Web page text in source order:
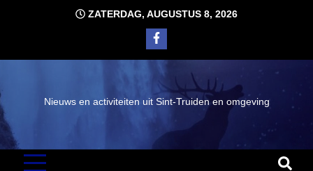
ZATERDAG, AUGUSTUS 8, 2026
Nieuws en activiteiten uit Sint-Truiden en omgeving